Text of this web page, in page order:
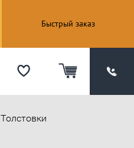
Быстрый заказ
Толстовки